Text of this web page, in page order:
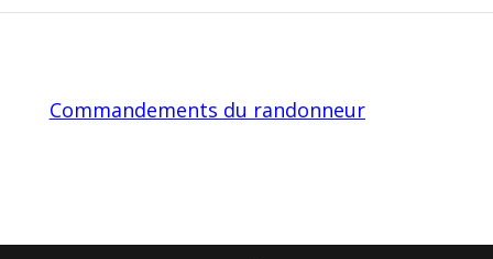
Commandements du randonneur